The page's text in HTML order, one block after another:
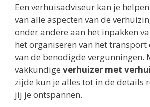
Een verhuisadviseur kan je
van alle aspecten van de
onder andere aan het inpakken
het organiseren van het transport
van de benodigde vergunningen.
vakkundige verhuizer met
zijde kun je alles tot in de details
jij je ontspannen.